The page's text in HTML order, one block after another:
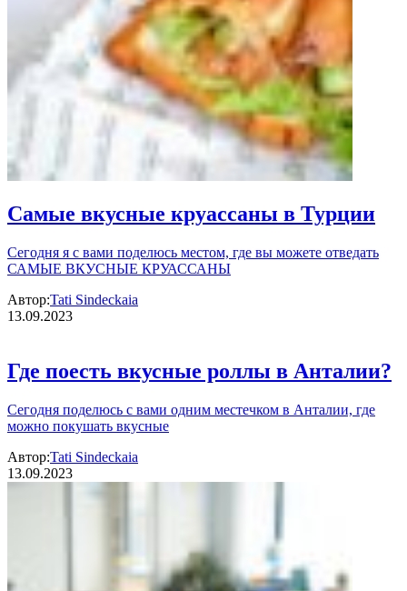
Самые вкусные круассаны в Турции
Сегодня я с вами поделюсь местом, где вы можете отведать
САМЫЕ ВКУСНЫЕ КРУАССАНЫ
Автор:Tati Sindeckaia
13.09.2023
Где поесть вкусные роллы в Анталии?
Сегодня поделюсь с вами одним местечком в Анталии, где
можно покушать вкусные
Автор:Tati Sindeckaia
13.09.2023